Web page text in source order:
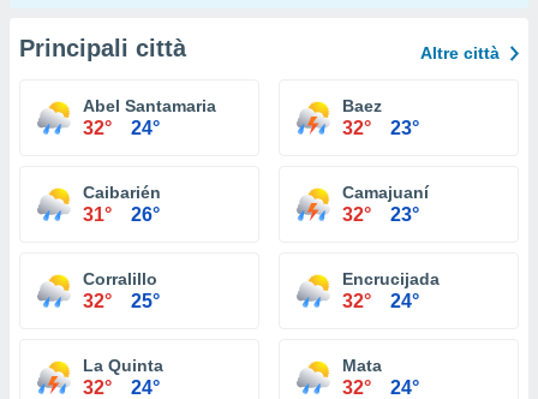
Principali città Altre città
Abel Santamaria
32° 24°
Baez
32° 23°
Caibarién
31° 26°
Camajuaní
32° 23°
Corralillo
32° 25°
Encrucijada
32° 24°
La Quinta
32° 24°
Mata
32° 24°